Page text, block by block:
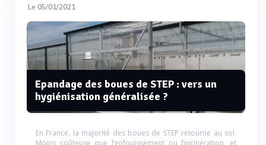
Le 05/01/2021
Epandage des boues de STEP : vers un
hygiénisation généralisée ?
En France, la majorité des boues de STEP retourne au sol.